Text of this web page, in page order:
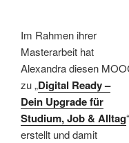
Im Rahmen ihrer
Masterarbeit hat
Alexandra diesen
zu „Digital Ready –
Dein Upgrade für
Studium, Job & Alltag“
erstellt und damit